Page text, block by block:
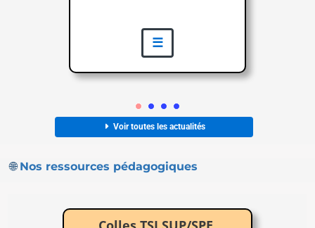
 Voir toutes les actualités
🌐 Nos ressources pédagogiques